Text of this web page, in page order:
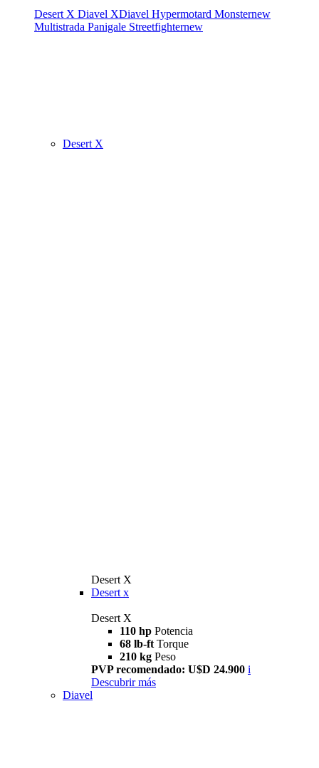
Desert X Diavel XDiavel Hypermotard Monsternew
Multistrada Panigale Streetfighternew
Desert X
Desert X
Desert x
Desert X
110 hp Potencia
68 lb-ft Torque
210 kg Peso
PVP recomendado: U$D 24.900 i
Descubrir más
Diavel